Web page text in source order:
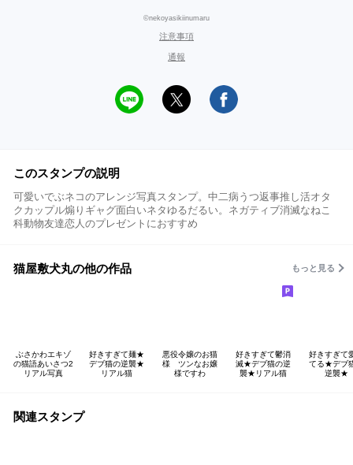
©nekoyasikiinumaru
注意事項
通報
このスタンプの説明
可愛いでぶネコのアレンジ写真スタンプ。中二病うつ返事推し活オタ
クカップル煽りギャグ面白いネタゆるだるい。ネガティブ消滅なねこ
科動物友達恋人のプレゼントにおすすめ
猫屋敷犬丸の他の作品 もっと見る
ぶさかわエキゾ
の猫語あいさつ2
リアル写真
好きすぎて麺★
デブ猫の逆襲★
リアル猫
悪役令嬢のお猫
様 ツンなお嬢
様ですわ
好きすぎて鬱消
滅★デブ猫の逆
襲★リアル猫
好きすぎて
てる★デブ
逆襲★
関連スタンプ